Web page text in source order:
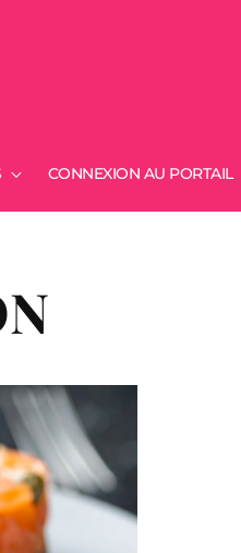
CONNEXION AU PORTAIL